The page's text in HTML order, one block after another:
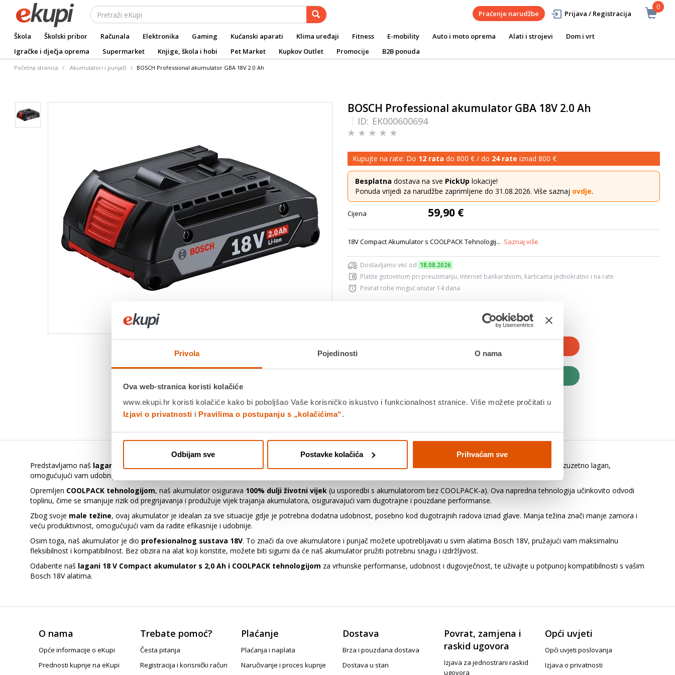
Privola Pojedinosti O nama
Ova web-stranica koristi kolačiće
www.ekupi.hr koristi kolačiće kako bi poboljšao Vaše korisničko iskustvo i funkcionalnost stranice. Više možete pročitati u
Izjavi o privatnosti i Pravilima o postupanju s „kolačićima“.
Odbijam sve Postavke kolačića Prihvaćam sve
0
Praćenje narudžbe Prijava / Registracija
Škola Školski pribor Računala Elektronika Gaming Kućanski aparati Klima uređaji Fitness E-mobility Auto i moto oprema Alati i strojevi
Dom i vrt
Igračke i dječja oprema
Supermarket Knjige, škola i hobi Pet Market Kupkov Outlet Promocije B2B ponuda
Početna stranica Akumulatori i punjači BOSCH Professional akumulator GBA 18V 2.0 Ah
BOSCH Professional akumulator GBA 18V 2.0 Ah
ID: EK000600694
Kupujte na rate: Do 12 rata do 800 € / do 24 rate iznad 800 €
Besplatna dostava na sve PickUp lokacije!
Ponuda vrijedi za narudžbe zaprimljene do 31.08.2026. Više saznaj ovdje.
Cijena 59,90 €
18V Compact Akumulator s COOLPACK Tehnologij... Saznaj više
Dostavljamo već od 18.08.2026
Platite gotovinom pri preuzimanju, Internet bankarstvom, karticama jednokratno i na rate
Povrat robe moguć unutar 14 dana
Predstavljamo naš lagani 18 V Compact akumulator s 2,0 Ah i COOLPACK tehnologijom
, savršen za sve vaše potrebe. Ovaj akumulator je dizajniran da bude izuzetno lagan,
omogućujući vam udobniji rad, naročito kod primjena iznad glave.
Opremljen COOLPACK tehnologijom, naš akumulator osigurava 100% dulji životni vijek (u usporedbi s akumulatorom bez COOLPACK-a). Ova napredna tehnologija učinkovito odvodi
toplinu, čime se smanjuje rizik od pregrijavanja i produžuje vijek trajanja akumulatora, osiguravajući vam dugotrajne i pouzdane performanse.
Zbog svoje male težine, ovaj akumulator je idealan za sve situacije gdje je potrebna dodatna udobnost, posebno kod dugotrajnih radova iznad glave. Manja težina znači manje zamora i
veću produktivnost, omogućujući vam da radite efikasnije i udobnije.
Osim toga, naš akumulator je dio profesionalnog sustava 18V. To znači da ove akumulatore i punjač možete upotrebljavati u svim alatima Bosch 18V, pružajući vam maksimalnu
fleksibilnost i kompatibilnost. Bez obzira na alat koji koristite, možete biti sigurni da će naš akumulator pružiti potrebnu snagu i izdržljivost.
Odaberite naš lagani 18 V Compact akumulator s 2,0 Ah i COOLPACK tehnologijom za vrhunske performanse, udobnost i dugovječnost, te uživajte u potpunoj kompatibilnosti s vašim
Bosch 18V alatima.
O nama
Opće informacije o eKupi
Prednosti kupnje na eKupi
Trebate pomoć?
Česta pitanja
Registracija i korisnički račun
Plaćanje
Plaćanja i naplata
Naručivanje i proces kupnje
Dostava
Brza i pouzdana dostava
Dostava u stan
Povrat, zamjena i
raskid ugovora
Izjava za jednostrani raskid
ugovora
Opći uvjeti
Opći uvjeti poslovanja
Izjava o privatnosti